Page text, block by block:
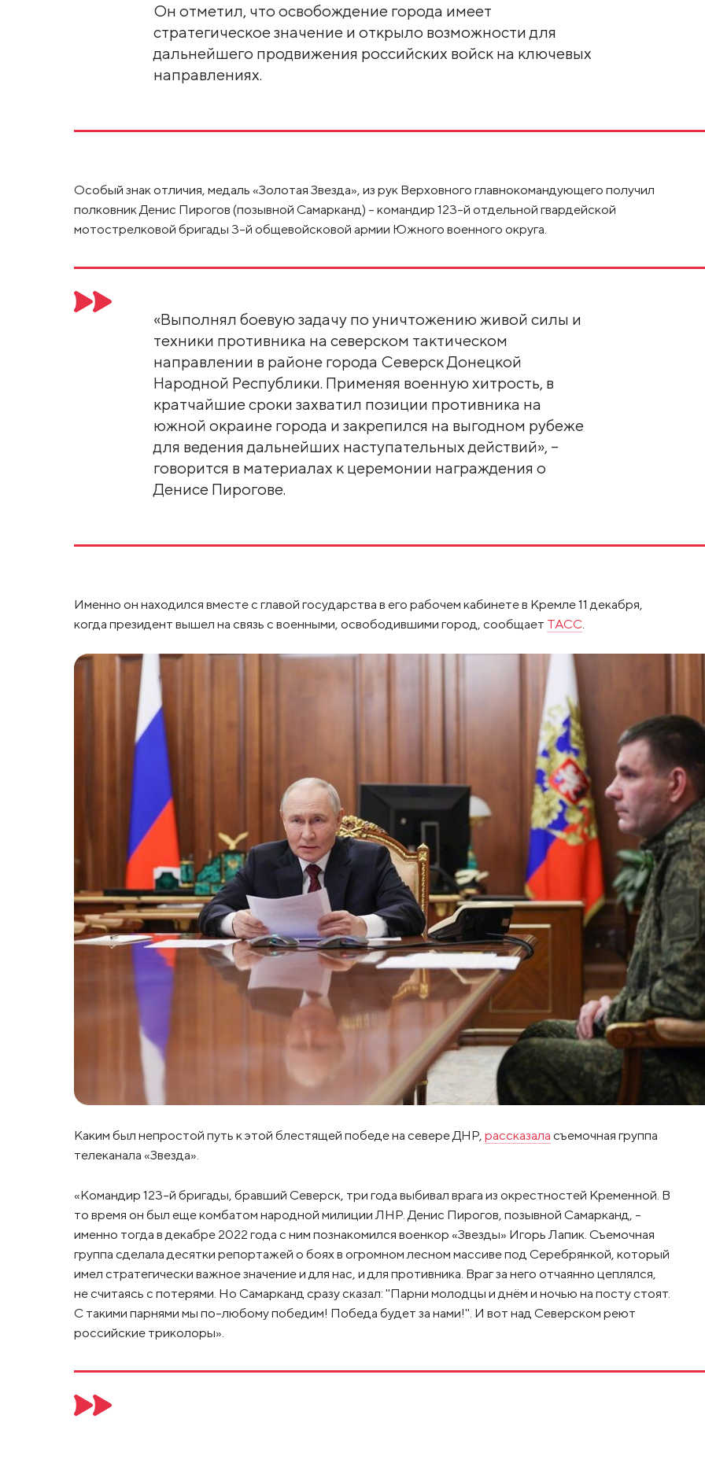
Он отметил, что освобождение города имеет
стратегическое значение и открыло возможности для
дальнейшего продвижения российских войск на ключевых
направлениях.
Особый знак отличия, медаль «Золотая Звезда», из рук Верховного главнокомандующего получил
полковник Денис Пирогов (позывной Самарканд) – командир 123-й отдельной гвардейской
мотострелковой бригады 3-й общевойсковой армии Южного военного округа.
«Выполнял боевую задачу по уничтожению живой силы и
техники противника на северском тактическом
направлении в районе города Северск Донецкой
Народной Республики. Применяя военную хитрость, в
кратчайшие сроки захватил позиции противника на
южной окраине города и закрепился на выгодном рубеже
для ведения дальнейших наступательных действий», –
говорится в материалах к церемонии награждения о
Денисе Пирогове.
Именно он находился вместе с главой государства в его рабочем кабинете в Кремле 11 декабря,
когда президент вышел на связь с военными, освободившими город, сообщает ТАСС.
Каким был непростой путь к этой блестящей победе на севере ДНР, рассказала съемочная группа
телеканала «Звезда».
«Командир 123-й бригады, бравший Северск, три года выбивал врага из окрестностей Кременной. В
то время он был еще комбатом народной милиции ЛНР. Денис Пирогов, позывной Самарканд, –
именно тогда в декабре 2022 года с ним познакомился военкор «Звезды» Игорь Лапик. Съемочная
группа сделала десятки репортажей о боях в огромном лесном массиве под Серебрянкой, который
имел стратегически важное значение и для нас, и для противника. Враг за него отчаянно цеплялся,
не считаясь с потерями. Но Самарканд сразу сказал: "Парни молодцы и днём и ночью на посту стоят.
С такими парнями мы по-любому победим! Победа будет за нами!". И вот над Северском реют
российские триколоры».